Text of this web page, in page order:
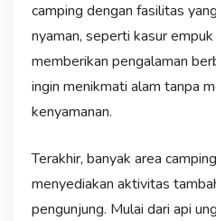
camping dengan fasilitas
nyaman, seperti kasur
memberikan pengalaman
ingin menikmati alam tanpa
kenyamanan.
Terakhir, banyak area
menyediakan aktivitas
pengunjung. Mulai dari api